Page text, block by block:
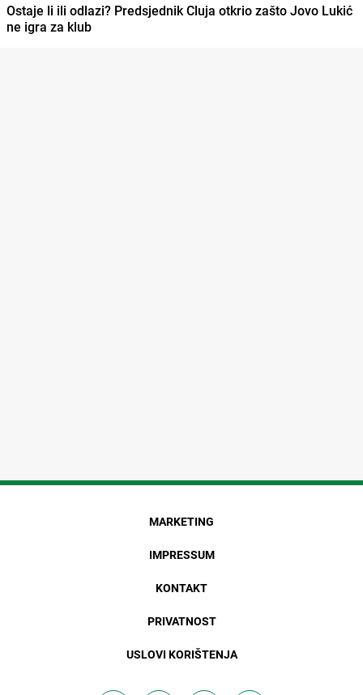
Ostaje li ili odlazi? Predsjednik Cluja otkrio zašto Jovo Lukić
ne igra za klub
MARKETING
IMPRESSUM
KONTAKT
PRIVATNOST
USLOVI KORIŠTENJA